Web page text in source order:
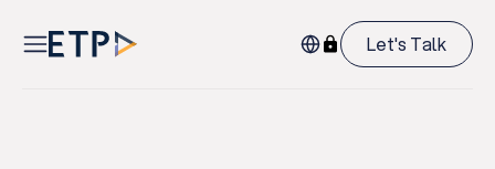
Let's Talk